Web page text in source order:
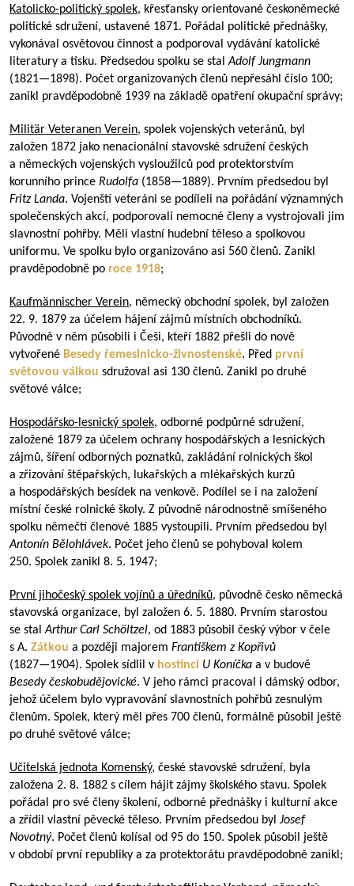
Katolicko-politický spolek, křesťansky orientované českoněmecké
politické sdružení, ustavené 1871. Pořádal politické přednášky,
vykonával osvětovou činnost a podporoval vydávání katolické
literatury a tisku. Předsedou spolku se stalAdolf Jungmann
(1821—1898). Počet organizovaných členů nepřesáhl číslo 100;
zanikl pravděpodobně 1939 na základě opatření okupační správy;
Militär Veteranen Verein, spolek vojenských veteránů, byl
založen 1872 jako nenacionální stavovské sdružení českých
a německých vojenských vysloužilců pod protektorstvím
korunního prince Rudolfa (1858—1889). Prvním předsedou byl
Fritz Landa. Vojenští veteráni se podíleli na pořádání významných
společenských akcí, podporovali nemocné členy a vystrojovali jim
slavnostní pohřby. Měli vlastní hudební těleso a spolkovou
uniformu. Ve spolku bylo organizováno asi 560 členů. Zanikl
pravděpodobně po roce 1918;
Kaufmännischer Verein, německý obchodní spolek, byl založen
22. 9. 1879 za účelem hájení zájmů místních obchodníků.
Původně v něm působili i Češi, kteří 1882 přešli do nově
vytvořené Besedy řemeslnicko-živnostenské. Před první
světovou válkou sdružoval asi 130 členů. Zanikl po druhé
světové válce;
Hospodářsko-lesnický spolek, odborné podpůrné sdružení,
založené 1879 za účelem ochrany hospodářských a lesnických
zájmů, šíření odborných poznatků, zakládání rolnických škol
a zřizování štěpařských, lukařských a mlékařských kurzů
a hospodářských besídek na venkově. Podílel se i na založení
místní české rolnické školy. Z původně národnostně smíšeného
spolku němečtí členové 1885 vystoupili. Prvním předsedou byl
Antonín Bělohlávek. Počet jeho členů se pohyboval kolem
250. Spolek zanikl 8. 5. 1947;
První jihočeský spolek vojínů a úředníků, původně česko německá
stavovská organizace, byl založen 6. 5. 1880. Prvním starostou
se stalArthur Carl Schöltzel, od 1883 působil český výbor v čele
s A. Zátkou a později majorem Františkem z Kopřivů
(1827—1904). Spolek sídlil v hostinci U Koníčka a v budově
Besedy českobudějovické. V jeho rámci pracoval i dámský odbor,
jehož účelem bylo vypravování slavnostních pohřbů zesnulým
členům. Spolek, který měl přes 700 členů, formálně působil ještě
po druhé světové válce;
Učitelská jednota Komenský, české stavovské sdružení, byla
založena 2. 8. 1882 s cílem hájit zájmy školského stavu. Spolek
pořádal pro své členy školení, odborné přednášky i kulturní akce
a zřídil vlastní pěvecké těleso. Prvním předsedou byl Josef
Novotný. Počet členů kolísal od 95 do 150. Spolek působil ještě
v období první republiky a za protektorátu pravděpodobně zanikl;